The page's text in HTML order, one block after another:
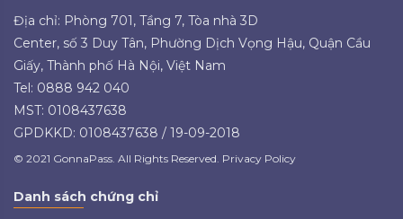
Địa chỉ: Phòng 701, Tầng 7, Tòa nhà 3D
Center, số 3 Duy Tân, Phường Dịch Vọng Hậu, Quận Cầu
Giấy, Thành phố Hà Nội, Việt Nam
Tel: 0888 942 040
MST: 0108437638
GPDKKD: 0108437638 / 19-09-2018
© 2021 GonnaPass. All Rights Reserved. Privacy Policy
Danh sách chứng chỉ